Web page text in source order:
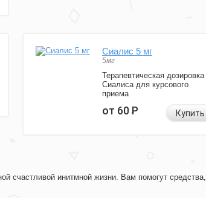
Сиалис 5 мг
5мг
Терапевтическая дозировка
Сиалиса для курсового
приема
от 60Р Купить
счастливой инитмной жизни. Вам помогут средства,